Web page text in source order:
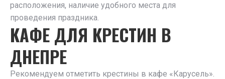
расположения, наличие удобного места для
проведения праздника.
КАФЕ ДЛЯ КРЕСТИН В
ДНЕПРЕ
Рекомендуем отметить крестины в кафе «Карусель».